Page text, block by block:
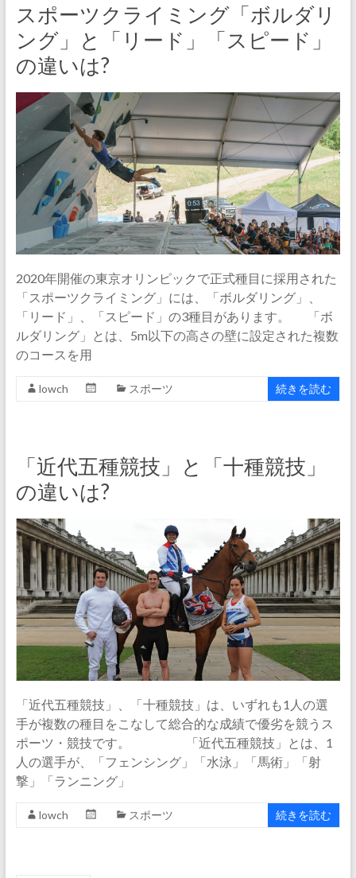
スポーツクライミング「ボルダリ
ング」と「リード」「スピード」
の違いは?
2020年開催の東京オリンピックで正式種目に採用された
「スポーツクライミング」には、「ボルダリング」、
「リード」、「スピード」の3種目があります。 「ボ
ルダリング」とは、5m以下の高さの壁に設定された複数
のコースを用
lowch スポーツ 続きを読む
「近代五種競技」と「十種競技」
の違いは?
「近代五種競技」、「十種競技」は、いずれも1人の選
手が複数の種目をこなして総合的な成績で優劣を競うス
ポーツ・競技です。 「近代五種競技」とは、1
人の選手が、「フェンシング」「水泳」「馬術」「射
撃」「ランニング」
lowch スポーツ 続きを読む